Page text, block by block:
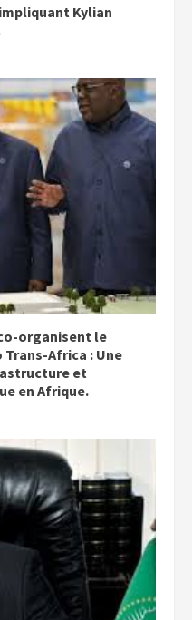
Kylian
organisent le
Africa : Une
et
en Afrique.